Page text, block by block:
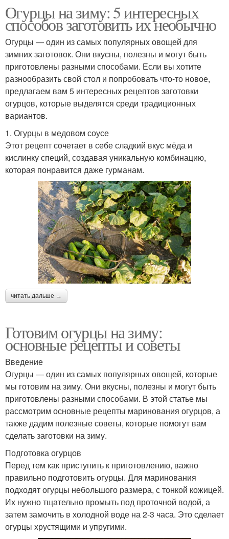
Огурцы на зиму: 5 интересных
способов заготовить их необычно
Огурцы — один из самых популярных овощей для
зимних заготовок. Они вкусны, полезны и могут быть
приготовлены разными способами. Если вы хотите
разнообразить свой стол и попробовать что-то новое,
предлагаем вам 5 интересных рецептов заготовки
огурцов, которые выделятся среди традиционных
вариантов.
1. Огурцы в медовом соусе
Этот рецепт сочетает в себе сладкий вкус мёда и
кислинку специй, создавая уникальную комбинацию,
которая понравится даже гурманам.
читать дальше →
Готовим огурцы на зиму:
основные рецепты и советы
Введение
Огурцы — один из самых популярных овощей, которые
мы готовим на зиму. Они вкусны, полезны и могут быть
приготовлены разными способами. В этой статье мы
рассмотрим основные рецепты маринования огурцов, а
также дадим полезные советы, которые помогут вам
сделать заготовки на зиму.
Подготовка огурцов
Перед тем как приступить к приготовлению, важно
правильно подготовить огурцы. Для маринования
подходят огурцы небольшого размера, с тонкой кожицей.
Их нужно тщательно промыть под проточной водой, а
затем замочить в холодной воде на 2-3 часа. Это сделает
огурцы хрустящими и упругими.